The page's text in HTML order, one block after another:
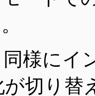
様にイ
切り替